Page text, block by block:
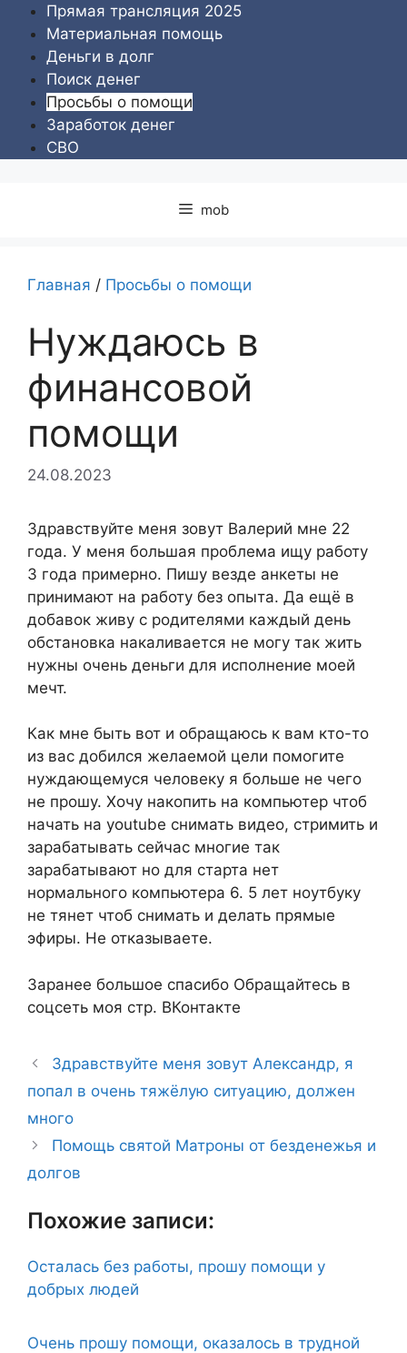
Перейти
содержимому
Прямая трансляция 2025
Материальная помощь
Деньги в долг
Поиск денег
Просьбы о помощи
Заработок денег
СВО
mob
Главная / Просьбы о помощи
Нуждаюсь в
финансовой
помощи
24.08.2023
Здравствуйте меня зовут Валерий мне 22
года. У меня большая проблема ищу работу
3 года примерно. Пишу везде анкеты не
принимают на работу без опыта. Да ещё в
добавок живу с родителями каждый день
обстановка накаливается не могу так жить
нужны очень деньги для исполнение моей
мечт.
Как мне быть вот и обращаюсь к вам кто-то
из вас добился желаемой цели помогите
нуждающемуся человеку я больше не чего
не прошу. Хочу накопить на компьютер чтоб
начать на youtube снимать видео, стримить и
зарабатывать сейчас многие так
зарабатывают но для старта нет
нормального компьютера 6. 5 лет ноутбуку
не тянет чтоб снимать и делать прямые
эфиры. Не отказываете.
Заранее большое спасибо Обращайтесь в
соцсеть моя стр. ВКонтакте
Здравствуйте меня зовут Александр, я
попал в очень тяжёлую ситуацию, должен
много
Помощь святой Матроны от безденежья и
долгов
Похожие записи:
Осталась без работы, прошу помощи у
добрых людей
Очень прошу помощи, оказалось в трудной